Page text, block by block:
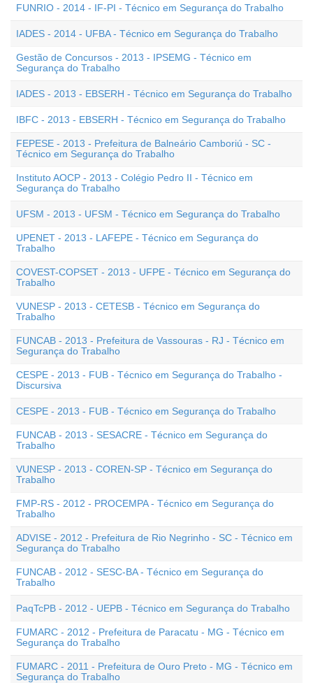
FUNRIO - 2014 - IF-PI - Técnico em Segurança do Trabalho
IADES - 2014 - UFBA - Técnico em Segurança do Trabalho
Gestão de Concursos - 2013 - IPSEMG - Técnico em
Segurança do Trabalho
IADES - 2013 - EBSERH - Técnico em Segurança do Trabalho
IBFC - 2013 - EBSERH - Técnico em Segurança do Trabalho
FEPESE - 2013 - Prefeitura de Balneário Camboriú - SC -
Técnico em Segurança do Trabalho
Instituto AOCP - 2013 - Colégio Pedro II - Técnico em
Segurança do Trabalho
UFSM - 2013 - UFSM - Técnico em Segurança do Trabalho
UPENET - 2013 - LAFEPE - Técnico em Segurança do
Trabalho
COVEST-COPSET - 2013 - UFPE - Técnico em Segurança do
Trabalho
VUNESP - 2013 - CETESB - Técnico em Segurança do
Trabalho
FUNCAB - 2013 - Prefeitura de Vassouras - RJ - Técnico em
Segurança do Trabalho
CESPE - 2013 - FUB - Técnico em Segurança do Trabalho -
Discursiva
CESPE - 2013 - FUB - Técnico em Segurança do Trabalho
FUNCAB - 2013 - SESACRE - Técnico em Segurança do
Trabalho
VUNESP - 2013 - COREN-SP - Técnico em Segurança do
Trabalho
FMP-RS - 2012 - PROCEMPA - Técnico em Segurança do
Trabalho
ADVISE - 2012 - Prefeitura de Rio Negrinho - SC - Técnico em
Segurança do Trabalho
FUNCAB - 2012 - SESC-BA - Técnico em Segurança do
Trabalho
PaqTcPB - 2012 - UEPB - Técnico em Segurança do Trabalho
FUMARC - 2012 - Prefeitura de Paracatu - MG - Técnico em
Segurança do Trabalho
FUMARC - 2011 - Prefeitura de Ouro Preto - MG - Técnico em
Segurança do Trabalho